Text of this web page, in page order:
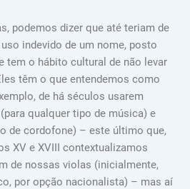
podemos dizer que até teriam de
indevido de um nome, posto
tem o hábito cultural de não levar
têm o que entendemos como
de há séculos usarem
qualquer tipo de música) e
de cordofone) – este último que,
XV e XVIII contextualizamos
de nossas violas (inicialmente,
por opção nacionalista) – mas aí